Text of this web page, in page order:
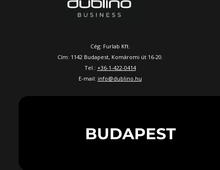
Cég: Furlab Kft.
Cím: 1142 Budapest, Komáromi út 16-20.
Tel.: +36-1-422-0414
E-mail: info@dublino.hu